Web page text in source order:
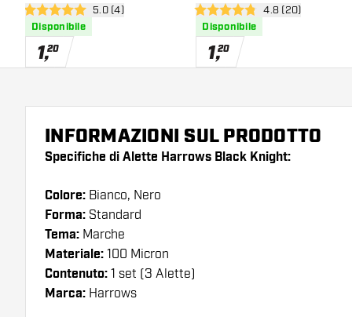
apri pannello recensioni
5 stelle di valutazione
5.0 (4)
Disponibile
1,20
apri pannello
4.8 stelle di valutazione
4.8 (20)
Disponibile
1,20
INFORMAZIONI SUL PRODOTTO
Specifiche di Alette Harrows Black Knight:
Colore: Bianco, Nero
Forma: Standard
Tema: Marche
Materiale: 100 Micron
Contenuto: 1 set (3 Alette)
Marca: Harrows